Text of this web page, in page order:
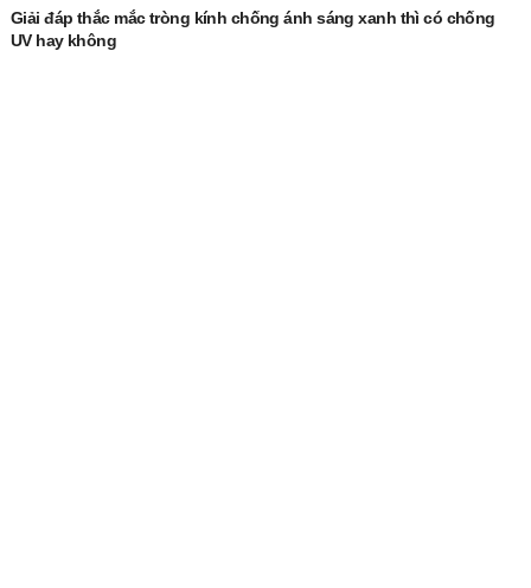
Giải đáp thắc mắc tròng kính chống ánh sáng xanh thì có chống
UV hay không